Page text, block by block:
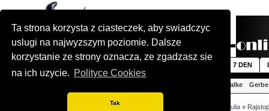
Ta strona korzysta z ciasteczek, aby swiadczyc
uslugi na najwyzszym poziomie. Dalsze
korzystanie ze strony oznacza, ze zgadzasz sie
na ich uzycie. Polityce Cookies
Tak
7 DEN
Falke Gerbe
Jestes tutaj: Giulia »